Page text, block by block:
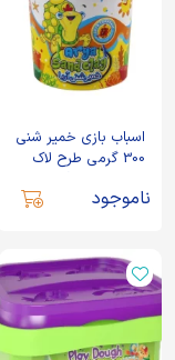
اسباب بازی خمیر شنی
300 گرمی طرح لاک
ناموجود